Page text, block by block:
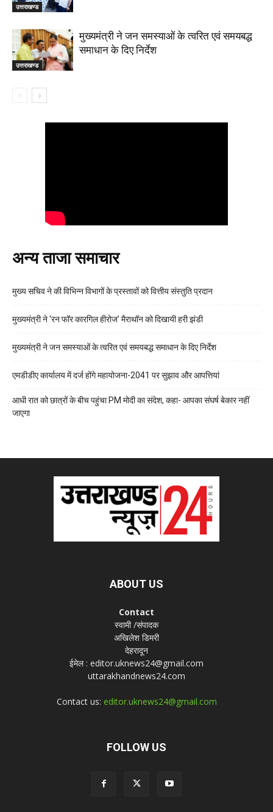
उत्तराखण्ड
उत्तराखण्ड
मुख्यमंत्री ने जन समस्याओं के त्वरित एवं समयबद्ध
समाधान के दिए निर्देश
अन्य ताजा समाचार
मुख्य सचिव ने की विभिन्न विभागों के प्रस्तावों को वित्तीय संस्तुति प्रदान
मुख्यमंत्री ने ‘रन फॉर कारगिल हीरोज’ मैराथॉन को दिखायी हरी झंडी
मुख्यमंत्री ने जन समस्याओं के त्वरित एवं समयबद्ध समाधान के दिए निर्देश
एमडीडीए कार्यालय में दर्ज होंगे महायोजना-2041 पर सुझाव और आपत्तियां
आधी रात को छात्रों के बीच पहुंचा PM मोदी का संदेश, कहा- आपका संघर्ष बेकार नहीं
जाएगा
ABOUT US
Contact
स्वामी /संपादक
अखिलेश डिमरी
देहरादून
ईमेल : editor.uknews24@gmail.com
uttarakhandnews24.com
Contact us: editor.uknews24@gmail.com
FOLLOW US